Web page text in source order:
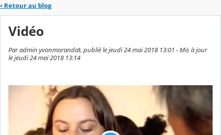
‹ Retour au blog
Vidéo
Par admin yvonmorandat, publié le jeudi 24 mai 2018 13:01 - Mis à jour
le jeudi 24 mai 2018 13:14